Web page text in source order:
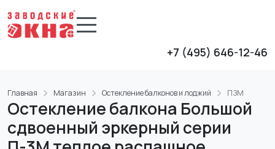
+7 (495) 646-12-46
Главная Магазин Остекление балконов и лоджий ПЗМ
Остекление балкона Большой
сдвоенный эркерный серии